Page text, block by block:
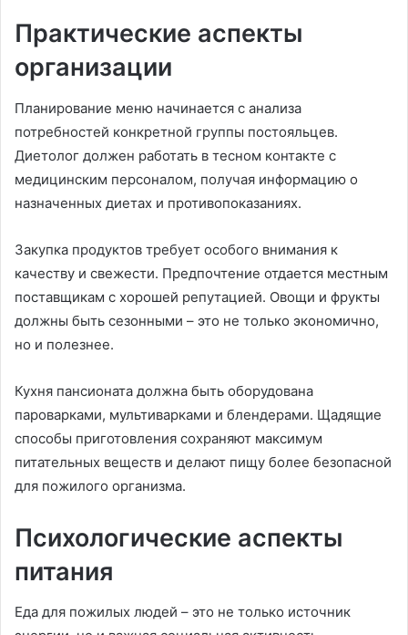
Практические аспекты
организации
Планирование меню начинается с анализа
потребностей конкретной группы постояльцев.
Диетолог должен работать в тесном контакте с
медицинским персоналом, получая информацию о
назначенных диетах и противопоказаниях.
Закупка продуктов требует особого внимания к
качеству и свежести. Предпочтение отдается местным
поставщикам с хорошей репутацией. Овощи и фрукты
должны быть сезонными – это не только экономично,
но и полезнее.
Кухня пансионата должна быть оборудована
пароварками, мультиварками и блендерами. Щадящие
способы приготовления сохраняют максимум
питательных веществ и делают пищу более безопасной
для пожилого организма.
Психологические аспекты
питания
Еда для пожилых людей – это не только источник